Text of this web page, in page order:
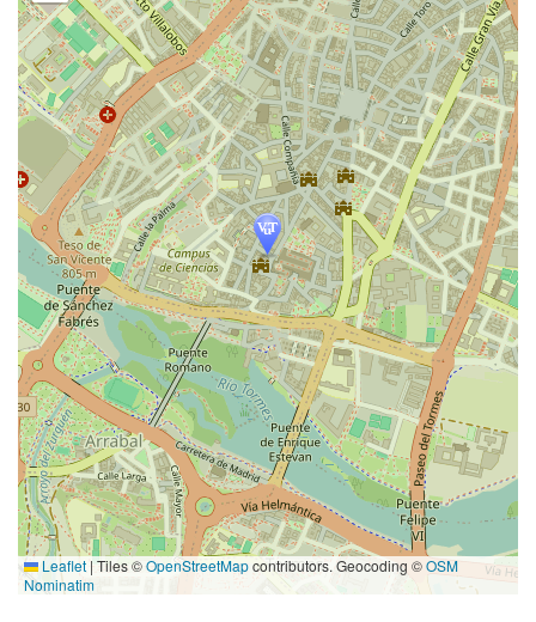
Leaflet | Tiles ©OpenStreetMapcontributors. Geocoding ©OSM
Nominatim